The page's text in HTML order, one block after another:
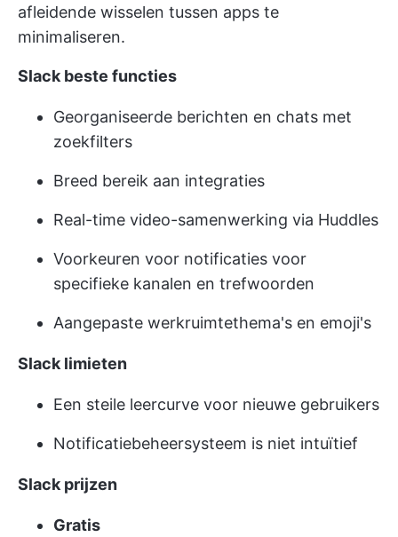
afleidende wisselen tussen apps te
minimaliseren.
Slack beste functies
Georganiseerde berichten en chats met
zoekfilters
Breed bereik aan integraties
Real-time video-samenwerking via Huddles
Voorkeuren voor notificaties voor
specifieke kanalen en trefwoorden
Aangepaste werkruimtethema's en emoji's
Slack limieten
Een steile leercurve voor nieuwe gebruikers
Notificatiebeheersysteem is niet intuïtief
Slack prijzen
Gratis